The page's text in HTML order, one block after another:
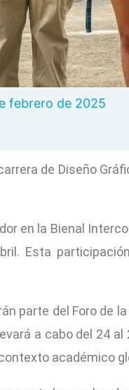
febrero de 2025
de Diseño
en la Bienal
Esta
parte del Foro de
a cabo del 24
académico